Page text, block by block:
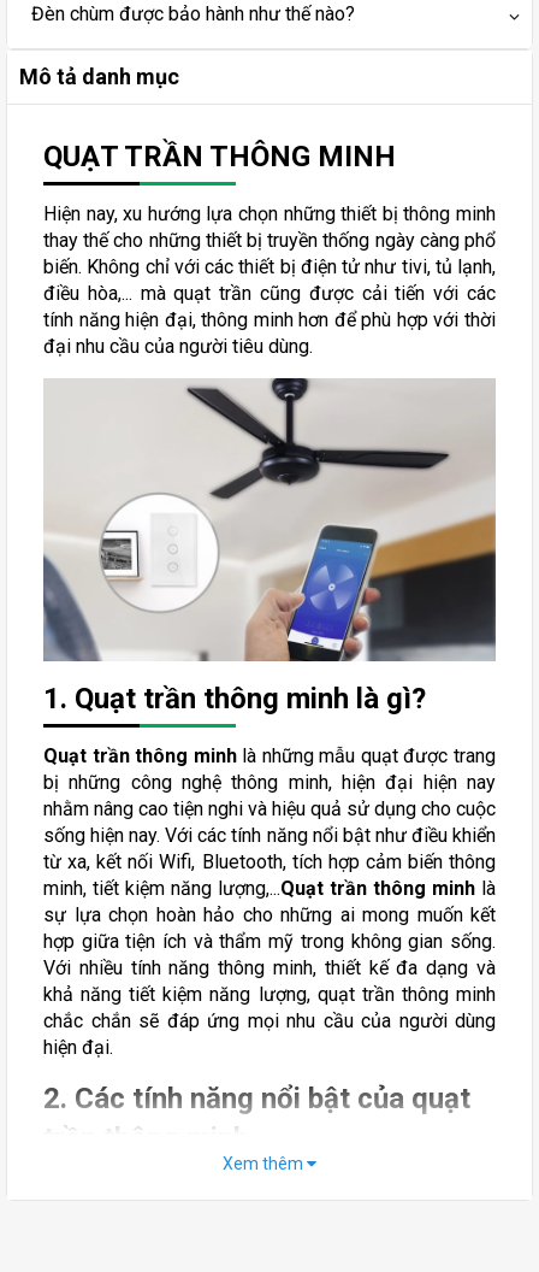
Đèn chùm được bảo hành như thế nào?
Mô tả danh mục
QUẠT TRẦN THÔNG MINH
Hiện nay, xu hướng lựa chọn những thiết bị thông minh
thay thế cho những thiết bị truyền thống ngày càng phổ
biến. Không chỉ với các thiết bị điện tử như tivi, tủ lạnh,
điều hòa,... mà quạt trần cũng được cải tiến với các
tính năng hiện đại, thông minh hơn để phù hợp với thời
đại nhu cầu của người tiêu dùng.
1. Quạt trần thông minh là gì?
Quạt trần thông minhlà những mẫu quạt được trang
bị những công nghệ thông minh, hiện đại hiện nay
nhằm nâng cao tiện nghi và hiệu quả sử dụng cho cuộc
sống hiện nay. Với các tính năng nổi bật như điều khiển
từ xa, kết nối Wifi, Bluetooth, tích hợp cảm biến thông
minh, tiết kiệm năng lượng,...Quạt trần thông minh là
sự lựa chọn hoàn hảo cho những ai mong muốn kết
hợp giữa tiện ích và thẩm mỹ trong không gian sống.
Với nhiều tính năng thông minh, thiết kế đa dạng và
khả năng tiết kiệm năng lượng, quạt trần thông minh
chắc chắn sẽ đáp ứng mọi nhu cầu của người dùng
hiện đại.
2. Các tính năng nổi bật của quạt
trần thông minh
2.1 Điều khiển từ xa
Xem thêm